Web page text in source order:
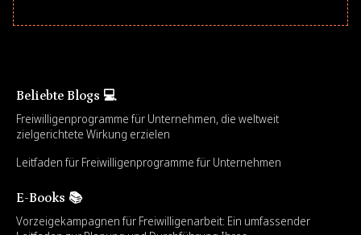
Beliebte Blogs 💻
Freiwilligenprogramme für Unternehmen, die weltweit
zielgerichtete Wirkung erzielen
Leitfaden für Freiwilligenprogramme für Unternehmen
E-Books 📚
Vorzeigekampagnen für Freiwilligenarbeit: Ein umfassender